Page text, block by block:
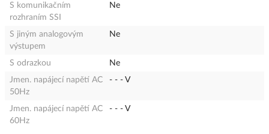
S komunikačním
rozhraním SSI
Ne
S jiným analogovým
výstupem
Ne
S odrazkou
Ne
Jmen. napájecí napětí AC
50Hz
- - - V
Jmen. napájecí napětí AC
60Hz
- - - V